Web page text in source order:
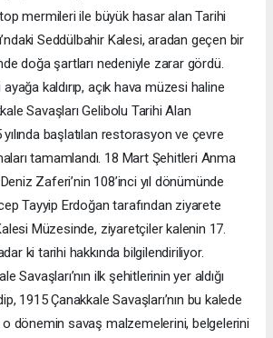
mermileri ile büyük hasar alan Tarihi
Seddülbahir Kalesi, aradan geçen bir
doğa şartları nedeniyle zarar gördü.
kaldırıp, açık hava müzesi haline
Savaşları Gelibolu Tarihi Alan
yılında başlatılan restorasyon ve çevre
tamamlandı. 18 Mart Şehitleri Anma
Zaferi’nin 108’inci yıl dönümünde
Tayyip Erdoğan tarafından ziyarete
Müzesinde, ziyaretçiler kalenin 17.
ki tarihi hakkında bilgilendiriliyor.
Savaşları’nın ilk şehitlerinin yer aldığı
1915 Çanakkale Savaşları’nın bu kalede
o dönemin savaş malzemelerini, belgelerini